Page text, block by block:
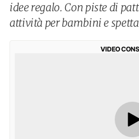
idee regalo. Con piste di
attività per bambini e
VIDEO